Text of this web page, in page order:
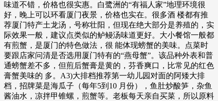
味道不错，价格也很实惠。白鹭洲的“有福人家”地理环境很
好，晚上可以环看厦门夜景，价格也实在。很多酒 楼都有推
荐厦门特产土龙汤，号称壮阳，但现在绝大部分是养殖的，实
际效果一般，建议点类似的鲈鳗汤味道更好。大小餐馆一般都
有煎蟹，是厦门的特色做法，很 能体现螃蟹的美味。点菜时
要跟店家问清是否选用厦门特有的“燕母蟹”。该品种外表和普
通螃蟹差不多，但煎后蟹膏是黄的，芬香爽口，比常见的红色
膏蟹美味的 多。A3)大排档推荐第一幼儿园对面的阿矮大排
档，招牌菜是海瓜子（每年5到10 月份），鱼肚炒酸笋，杂鱼
酱油水，凉拌甲锥螺，煎蟹等。老板每天亲自买菜，所以原料